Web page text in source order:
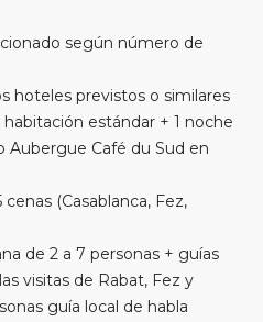
según número de
hoteles previstos o similares
estándar + 1 noche
Café du Sud en
(Casablanca, Fez,
de 2 a 7 personas + guías
visitas de Rabat, Fez y
guía local de habla